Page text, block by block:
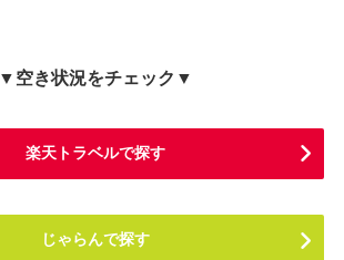
▼空き状況をチェック▼
楽天トラベルで探す
じゃらんで探す